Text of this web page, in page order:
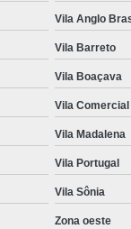
de lavar vila prado
roupa brastemp
de lavar roupa Alto da
Mandaqui
roupa cachoeirinha
Vila Pompeia
Vila Anglo
Vila Barreto
Vila Boaçava
Vila Comercial
Vila Madalena
Vila Portugal
Vila Sônia
Zona oeste